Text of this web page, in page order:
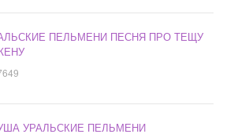
ПЕЛЬМЕНИ ПЕСНЯ ПРО ТЕЩУ
УРАЛЬСКИЕ ПЕЛЬМЕНИ